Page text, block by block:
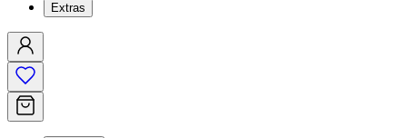
Extras